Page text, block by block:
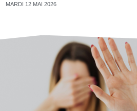
MARDI 12 MAI 2026